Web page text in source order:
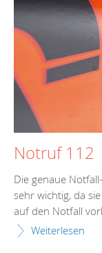
Notruf 112
Die genaue
sehr wichtig, da
auf den Notfall
Weiterlesen